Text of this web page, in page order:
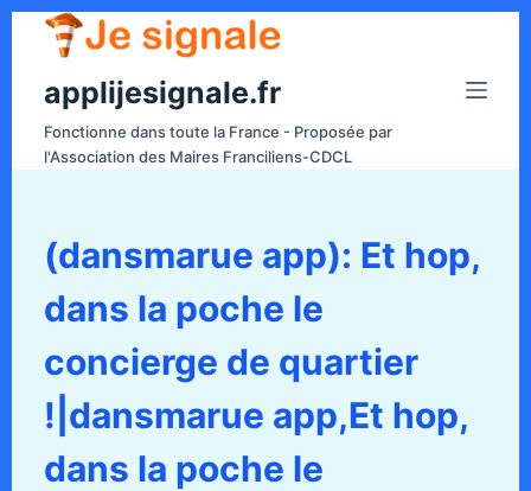
applijesignale.fr
Fonctionne dans toute la France - Proposée par
l'Association des Maires Franciliens-CDCL
(dansmarue app): Et hop,
dans la poche le
concierge de quartier
!|dansmarue app,Et hop,
dans la poche le